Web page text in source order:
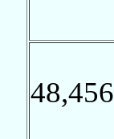
48,456